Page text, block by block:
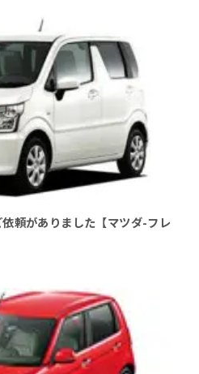
頼がありました【マツダ-フレ